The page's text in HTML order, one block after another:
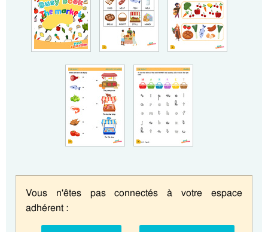
Vous n'êtes pas connectés à votre espace
adhérent :